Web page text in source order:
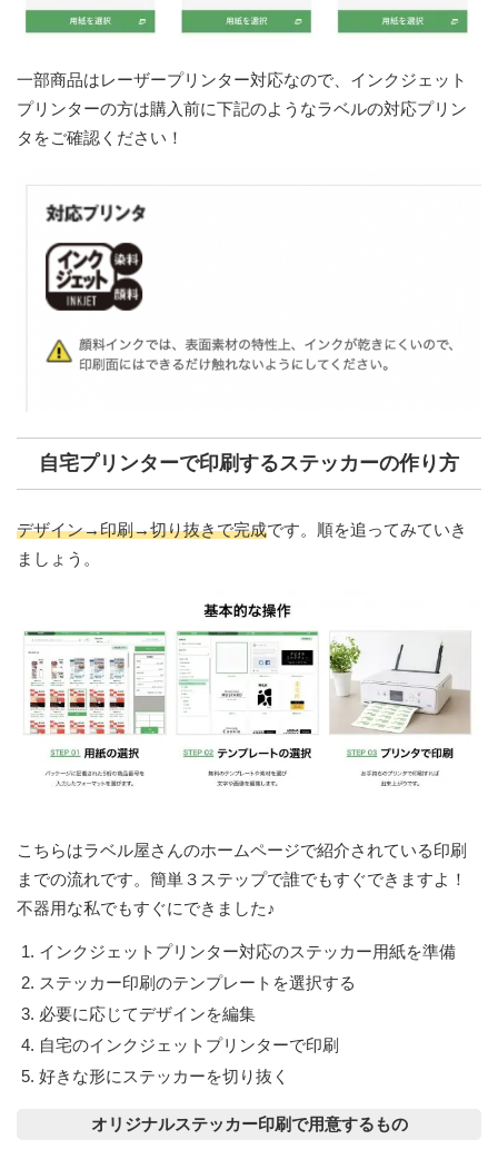
一部商品はレーザープリンター対応なので、インクジェット
プリンターの方は購入前に下記のようなラベルの対応プリン
タをご確認ください！
自宅プリンターで印刷するステッカーの作り方
デザイン→印刷→切り抜きで完成です。順を追ってみていき
ましょう。
こちらはラベル屋さんのホームページで紹介されている印刷
までの流れです。簡単３ステップで誰でもすぐできますよ！
不器用な私でもすぐにできました♪
インクジェットプリンター対応のステッカー用紙を準備
ステッカー印刷のテンプレートを選択する
必要に応じてデザインを編集
自宅のインクジェットプリンターで印刷
好きな形にステッカーを切り抜く
オリジナルステッカー印刷で用意するもの